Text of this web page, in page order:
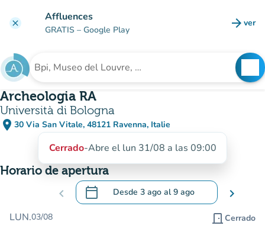
clear Affluences
GRATIS – Google Play arrow_forward ver
Buscar un establecimiento
Archeologia RA
Università di Bologna
place 30 Via San Vitale, 48121 Ravenna, Italie
(abrir en Google Maps)
(nueva pestaña)
Cerrado-Abre el lun 31/08 a las 09:00
Horario de apertura
chevron_left calendar_today Desde 3 ago al9 ago
.Abra el calendario para cambiar las
chevron_right
LUN.03/08 door_front Cerrado